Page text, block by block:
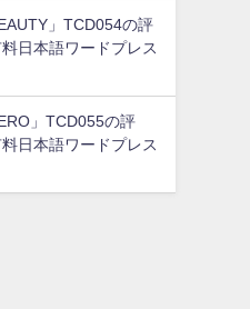
」TCD054の評
日本語ワードプレス
」TCD055の評
日本語ワードプレス